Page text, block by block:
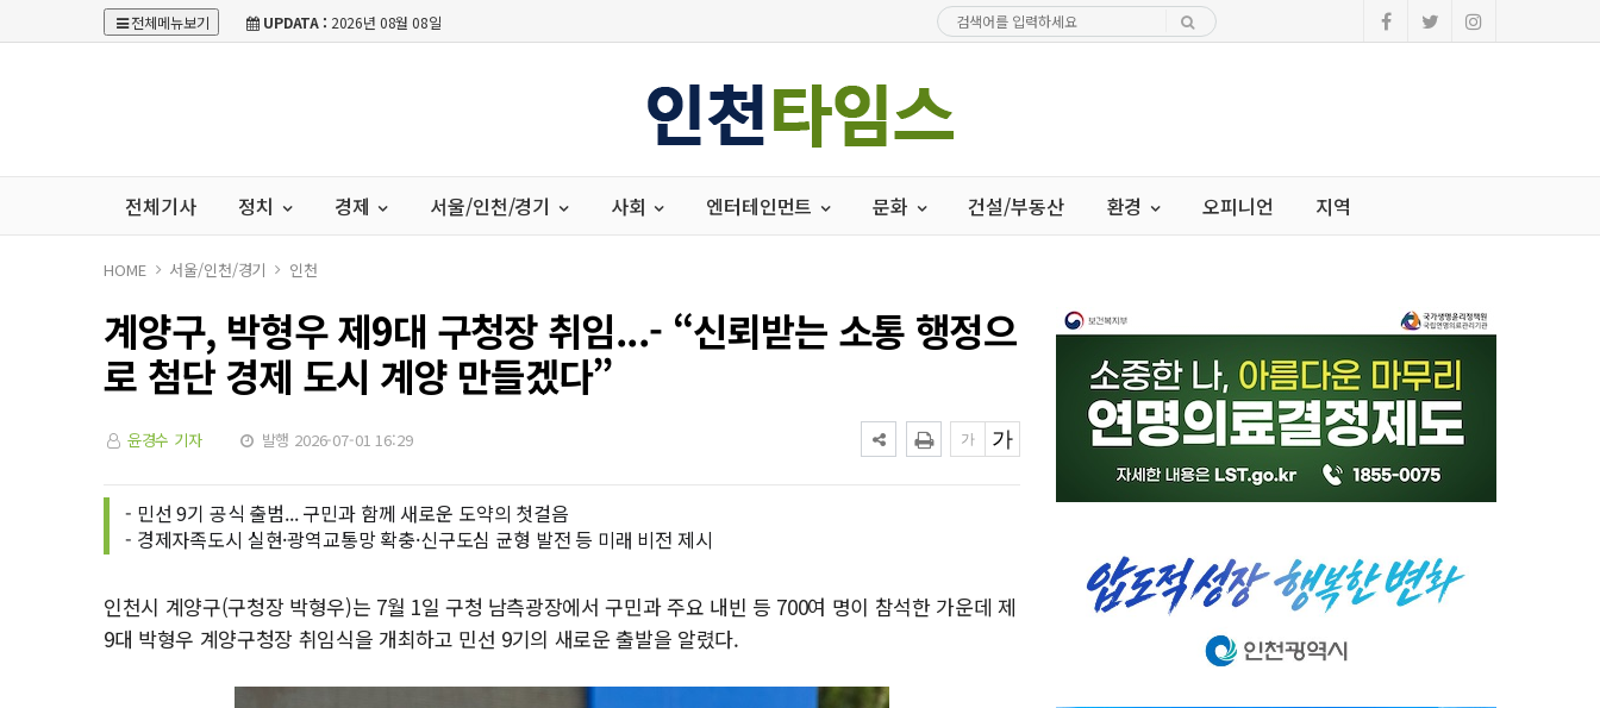
전체메뉴보기 UPDATA : 2026년 08월 08일
전체기사 정치 경제 서울/인천/경기 사회 엔터테인먼트 문화 건설/부동산 환경 오피니언 지역
HOME 서울/인천/경기 인천
계양구, 박형우 제9대 구청장 취임...- “신뢰받는 소통 행정으
로 첨단 경제 도시 계양 만들겠다”
윤경수 기자 발행 2026-07-01 16:29
- 민선 9기 공식 출범... 구민과 함께 새로운 도약의 첫걸음
- 경제자족도시 실현·광역교통망 확충·신구도심 균형 발전 등 미래 비전 제시
인천시 계양구(구청장 박형우)는 7월 1일 구청 남측광장에서 구민과 주요 내빈 등 700여 명이 참석한 가운데 제
9대 박형우 계양구청장 취임식을 개최하고 민선 9기의 새로운 출발을 알렸다.